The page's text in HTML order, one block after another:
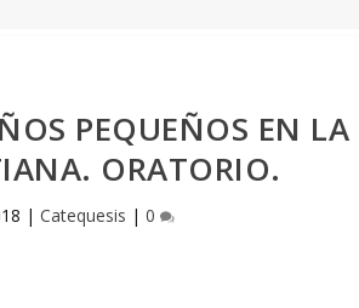
PEQUEÑOS EN LA
ORATORIO.
|Catequesis |0